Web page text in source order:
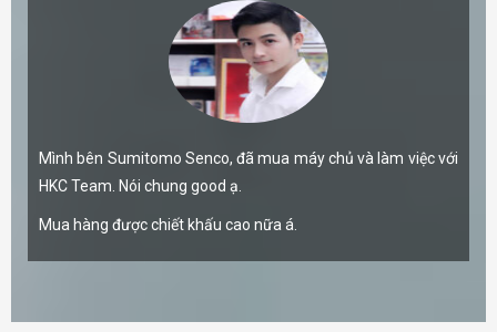
Mình bên Sumitomo Senco, đã mua máy chủ và làm việc với
HKC Team. Nói chung good ạ.
Mua hàng được chiết khấu cao nữa á.